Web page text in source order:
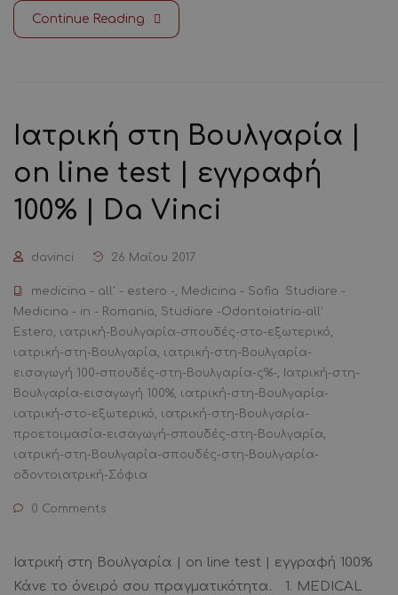
Continue Reading
Ιατρική στη Βουλγαρία |
on line test | εγγραφή
100% | Da Vinci
davinci 26 Μαΐου 2017
medicina - all' - estero -, Medicina - Sofia .Studiare -
Medicina - in - Romania, Studiare -Odontoiatria-all'
Estero, ιατρική-Βουλγαρία-σπουδές-στο-εξωτερικό,
ιατρική-στη-Βουλγαρία, ιατρική-στη-Βουλγαρία-
εισαγωγή 100-σπουδές-στη-Βουλγαρία-ς%-,
Ιατρική-στη-
Βουλγαρία-εισαγωγή 100%, ιατρική-στη-Βουλγαρία-
ιατρική-στο-εξωτερικό, ιατρική-στη-Βουλγαρία-
προετοιμασία-εισαγωγή-σπουδές-στη-Βουλγαρία,
ιατρική-στη-Βουλγαρία-σπουδές-στη-Βουλγαρία-
οδοντοιατρική-Σόφια
0 Comments
Ιατρική στη Βουλγαρία | on line test | εγγραφή 100%
Κάνε το όνειρό σου πραγματικότητα. 1. MEDICAL